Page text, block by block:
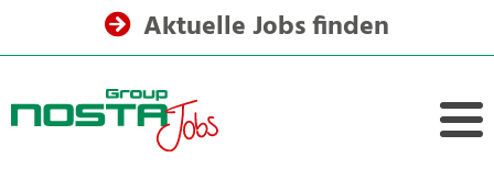
Aktuelle Jobs finden